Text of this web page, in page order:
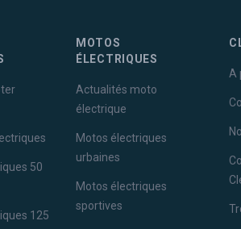
50
125
MOTOS
ÉLECTRIQUES
Actualités moto
électrique
Motos électriques
urbaines
Motos électriques
sportives
A